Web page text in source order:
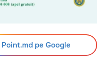
pe Google